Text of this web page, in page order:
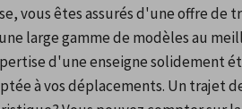
êtes assurés d'une offre de
large gamme de modèles au
d'une enseigne solidement
à vos déplacements. Un trajet